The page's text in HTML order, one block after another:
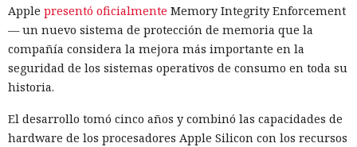
Apple presentó oficialmente Memory Integrity Enforcement
— un nuevo sistema de protección de memoria que la
compañía considera la mejora más importante en la
seguridad de los sistemas operativos de consumo en toda su
historia.
El desarrollo tomó cinco años y combinó las capacidades de
hardware de los procesadores Apple Silicon con los recursos